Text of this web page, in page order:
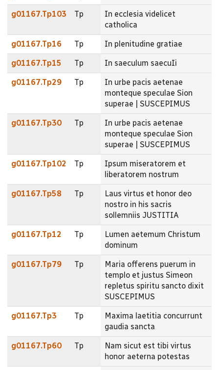
g01167.Tp103 Tp
In ecclesia videlicet
catholica
g01167.Tp16 Tp In plenitudine gratiae
g01167.Tp15 Tp In saeculum saecuIi
g01167.Tp29 Tp
In urbe pacis aetenae
monteque speculae Sion
superae | SUSCEPIMUS
g01167.Tp30 Tp
In urbe pacis aetenae
monteque speculae Sion
superae | SUSCEPIMUS
g01167.Tp102 Tp
Ipsum miseratorem et
liberatorem nostrum
g01167.Tp58 Tp
Laus virtus et honor deo
nostro in his sacris
sollemniis JUSTITIA
g01167.Tp12 Tp
Lumen aetemum Christum
dominum
g01167.Tp79 Tp
Maria offerens puerum in
templo et justus Simeon
repletus spiritu sancto dixit
SUSCEPIMUS
g01167.Tp3 Tp
Maxima laetitia concurrunt
gaudia sancta
g01167.Tp60 Tp
Nam sicut est tibi virtus
honor aeterna potestas